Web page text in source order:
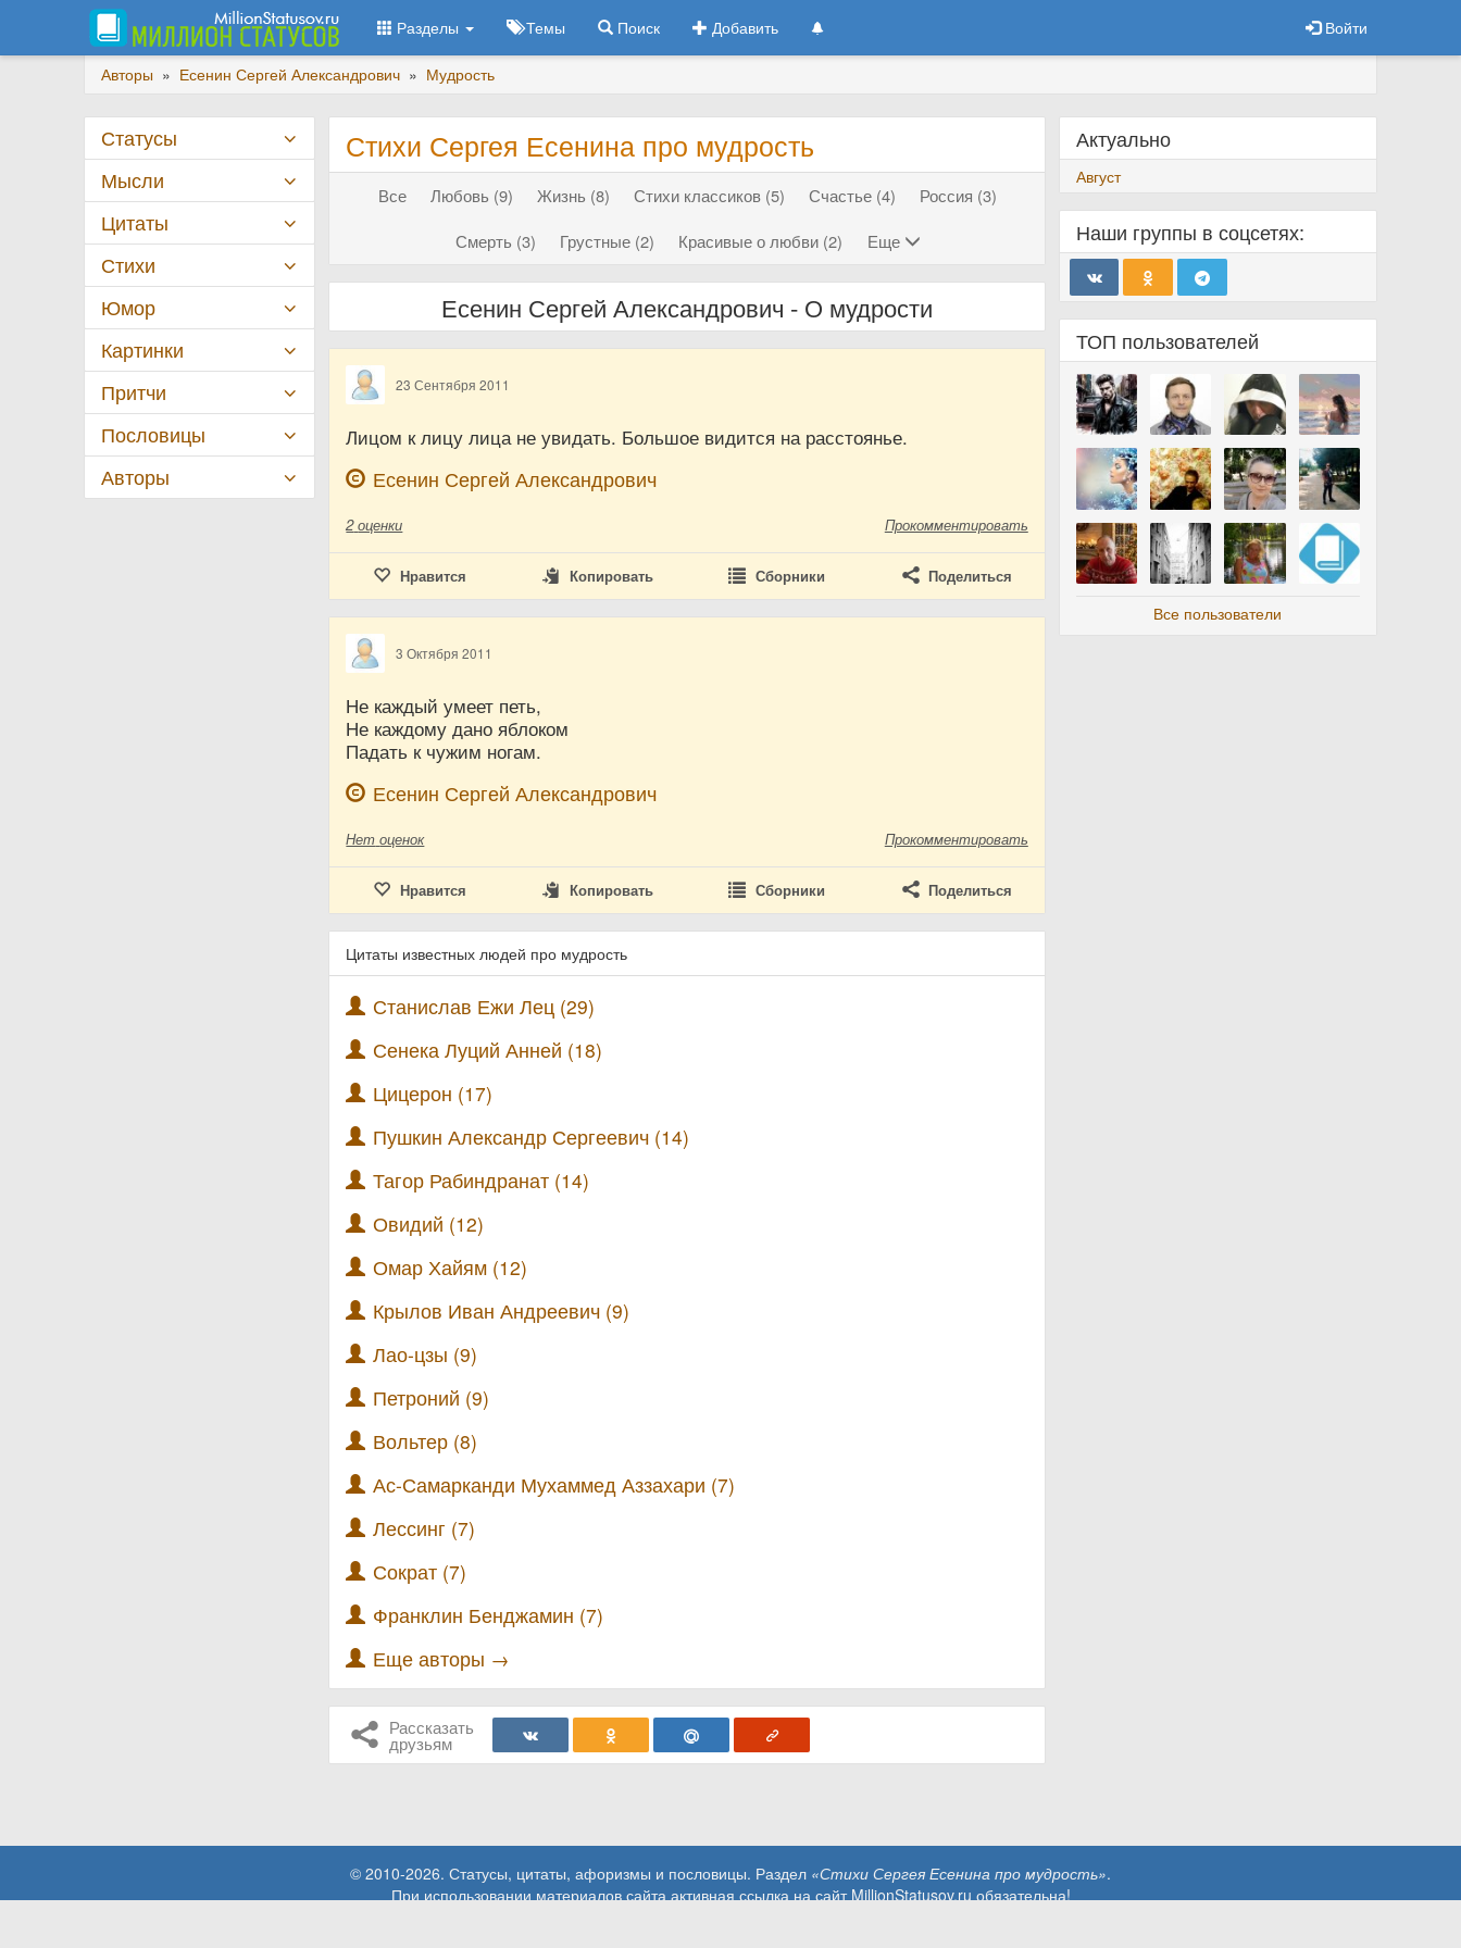
Разделы Темы Поиск Добавить Войти
Авторы » Есенин Сергей Александрович » Мудрость
Стихи Сергея Есенина про мудрость
Все Любовь (9) Жизнь (8) Стихи классиков (5) Счастье (4)
Россия (3)
Смерть (3)
Грустные (2) Красивые о любви (2) Еще
Есенин Сергей Александрович - О мудрости
23 Сентября 2011
Лицом к лицу лица не увидать. Большое видится на расстоянье.
Есенин Сергей Александрович
2 оценки Прокомментировать
Нравится Копировать Сборники Поделиться
3 Октября 2011
Не каждый умеет петь,
Не каждому дано яблоком
Падать к чужим ногам.
Есенин Сергей Александрович
Нет оценок Прокомментировать
Нравится Копировать Сборники Поделиться
Цитаты известных людей про мудрость
Станислав Ежи Лец (29)
Сенека Луций Анней (18)
Цицерон (17)
Пушкин Александр Сергеевич (14)
Тагор Рабиндранат (14)
Овидий (12)
Омар Хайям (12)
Крылов Иван Андреевич (9)
Лао-цзы (9)
Петроний (9)
Вольтер (8)
Ас-Самарканди Мухаммед Аззахари (7)
Лессинг (7)
Сократ (7)
Франклин Бенджамин (7)
Еще авторы →
Рассказать
друзьям
Актуально
Август
Наши группы в соцсетях:
ТОП пользователей
Все пользователи
Статусы
Мысли
Цитаты
Стихи
Юмор
Картинки
Притчи
Пословицы
Авторы
© 2010-2026. Статусы, цитаты, афоризмы и пословицы. Раздел «Стихи Сергея Есенина про мудрость».
При использовании материалов сайта активная ссылка на сайт MillionStatusov.ru обязательна!